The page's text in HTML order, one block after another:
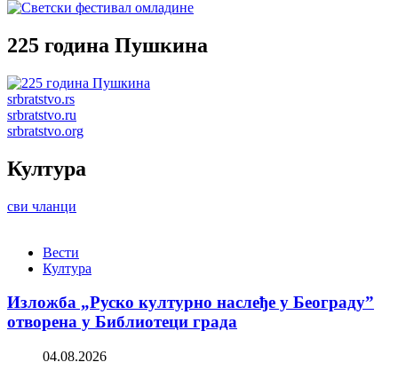
225 година Пушкина
srbratstvo.rs
srbratstvo.ru
srbratstvo.org
Култура
сви чланци
Вести
Култура
Изложба „Руско културно наслеђе у Београду”
отворена у Библиотеци града
04.08.2026